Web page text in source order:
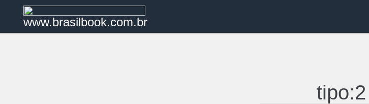
www.brasilbook.com.br
tipo:2